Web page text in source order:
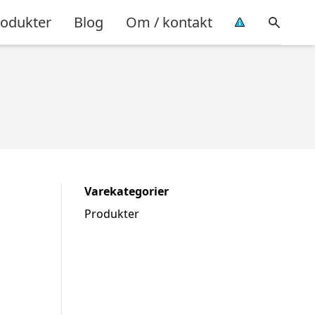
Blog Om / kontakt
Varekategorier
Produkter